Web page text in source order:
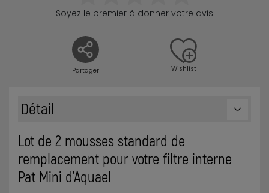
Partager
Soyez le premier à donner votre avis
Wishlist
Détail
Lot de 2 mousses standard de
remplacement pour votre filtre interne
Pat Mini d'Aquael